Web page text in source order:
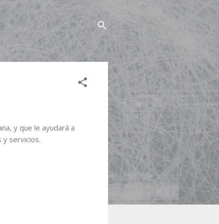
y que le ayudará a
servicios.